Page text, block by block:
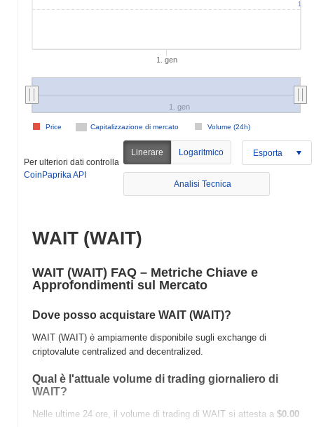
1. gen
Capitalizzazione di mercato Volume (24h)
Price
1. gen
1
Per ulteriori dati controlla
CoinPaprika API
Linerare Logaritmico Esporta
Analisi Tecnica
WAIT (WAIT)
WAIT (WAIT) FAQ – Metriche Chiave e
Approfondimenti sul Mercato
Dove posso acquistare WAIT (WAIT)?
WAIT (WAIT) è ampiamente disponibile sugli exchange di
criptovalute centralized and decentralized.
Qual è l'attuale volume di trading giornaliero di
WAIT?
Nelle ultime 24 ore, il volume di trading di WAIT si attesta a $0.00